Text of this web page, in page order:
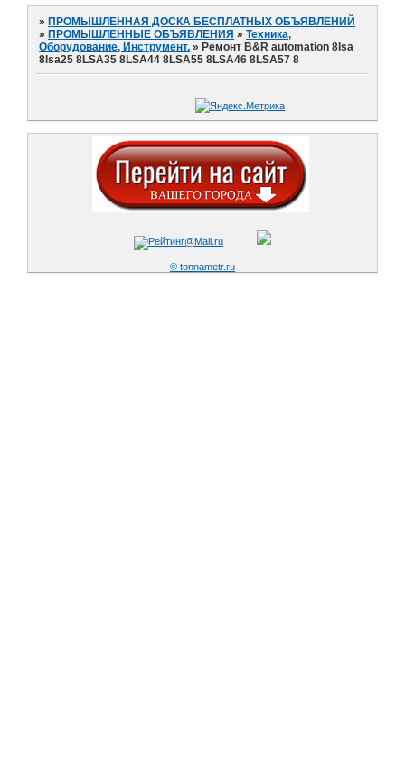
» ПРОМЫШЛЕННАЯ ДОСКА БЕСПЛАТНЫХ ОБЪЯВЛЕНИЙ
» ПРОМЫШЛЕННЫЕ ОБЪЯВЛЕНИЯ »Техника,
Оборудование, Инструмент. » Ремонт B&R automation 8lsa
8lsa25 8LSA35 8LSA44 8LSA55 8LSA46 8LSA57 8
© tonnametr.ru